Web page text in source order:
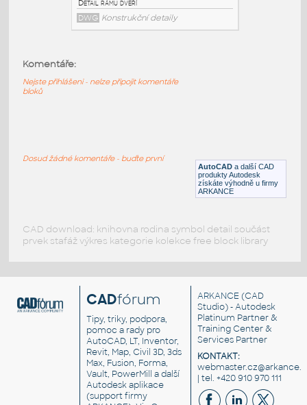
DWG Konstrukční prvky
RFA Konstrukční prvky
Konstrukční detailyAutoCAD a další CAD
produkty Autodesk
získáte výhodně u firmy
ARKANCE
Komentáře:
Nejste přihlášeni - nelze připojit komentáře
bloků
Dosud žádné komentáře - buďte první
CAD download: knihovna rodina symbol detail součást
prvek stafáž výkres kategorie kolekce free block library
CADfórum
Tipy, triky, podpora,
pomoc a rady pro
AutoCAD, LT, Inventor,
Revit, Map, Civil 3D, 3ds
Max, Fusion, Forma,
Vault, PowerMill a další
Autodesk aplikace
(support firmy
ARKANCE (CAD
Studio) - Autodesk
Platinum Partner &
Training Center &
Services Partner
KONTAKT:
| tel. +420 910 970 111